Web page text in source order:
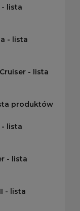
lista
- lista
- lista
produktów
lista
- lista
- lista